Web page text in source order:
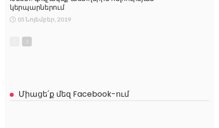
կերպարներում
05 Նոյեմբեր, 2019
Միացե՛ք մեզ Facebook-ում